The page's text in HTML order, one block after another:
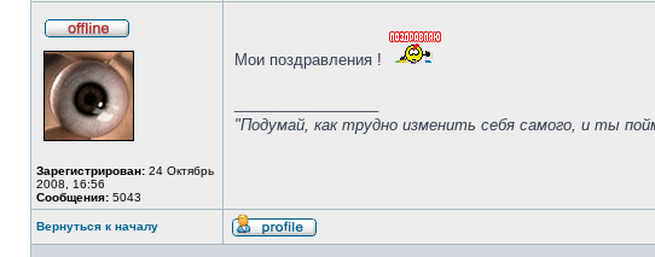
в
сети
Зарегистрирован: 24 Октябрь
2008, 16:56
Сообщения: 5043
Мои поздравления !
"Подумай, как трудно изменить себя самого, и ты
Вернуться к началу
Профиль